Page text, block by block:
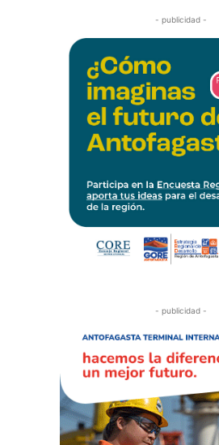
- publicidad -
- publicidad -